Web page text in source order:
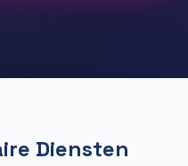
Diensten